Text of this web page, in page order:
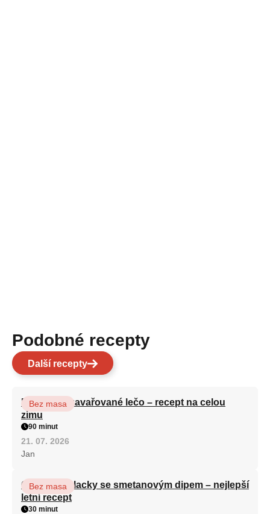
Podobné recepty
Další recepty
Babiččino zavařované lečo – recept na celou
zimu
Bez masa
90 minut
21. 07. 2026
Jan
Cuketové placky se smetanovým dipem – nejlepší
letní recept
Bez masa
30 minut